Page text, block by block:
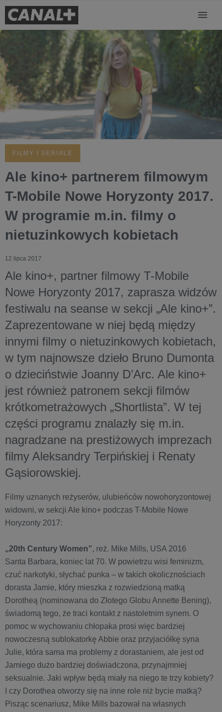
FILMY I SERIALE
Ale kino+ partnerem filmowym
T-Mobile Nowe Horyzonty 2017.
W programie m.in. filmy o
nietuzinkowych kobietach
12 lipca 2017
Ale kino+, partner filmowy T-Mobile
Nowe Horyzonty 2017, zaprasza widzów
festiwalu na seanse w sekcji „Ale kino+”.
Zaprezentowane w niej będą między
innymi filmy o nietuzinkowych kobietach,
w tym najnowsze dzieło Bruno Dumonta
o dzieciństwie Joanny D’Arc. Ale kino+
jest również patronem sekcji filmów
krótkometrażowych „Shortlista”. W tej
części programu znalazły się m.in.
nagradzane na prestiżowych imprezach
filmy Aleksandry Terpińskiej i Renaty
Gąsiorowskiej.
Filmy uznanych reżyserów, ulubieńców nowohoryzontowej
widowni, w sekcji Ale kino+ podczas T-Mobile Nowe
Horyzonty 2017:
„20th Century Women”, reż. Mike Mills, USA 2016
Santa Barbara, koniec lat 70. W powietrzu wisi feminizm,
czuć narkotyki, słychać punka – w takich okolicznościach
dorasta Jamie, który mieszka z rozwiedzioną matką
Dorotheą (nominowana do Złotego Globu Annette Bening),
świadomą tego, że traci kontakt z nastoletnim synem. O
pomoc w wychowaniu chłopaka prosi więc bardziej
nowoczesną sublokatorkę Abbie oraz przyjaciółkę syna
Julie, która sama ma problemy z dorastaniem, ale jest od
Jamiego dużo bardziej doświadczona, przynajmniej
seksualnie. Jaki wpływ będą miały na niego te trzy kobiety?
I czy Dorothea otworzy się na inne role niż bycie matką?
Pisząc scenariusz, Mike Mills bazował na własnych